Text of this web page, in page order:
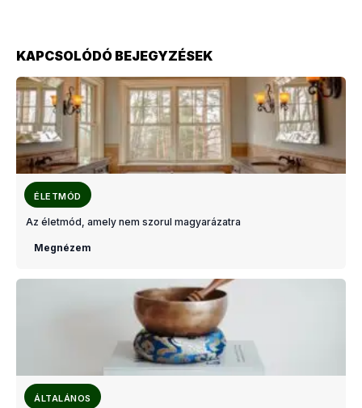
KAPCSOLÓDÓ BEJEGYZÉSEK
ÉLETMÓD
Az életmód, amely nem szorul magyarázatra
Megnézem
ÁLTALÁNOS